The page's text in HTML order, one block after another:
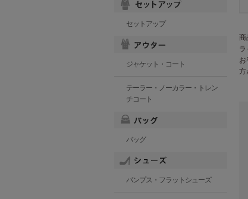
商
お
方
セットアップ
ジャケット・コート
テーラー・ノーカラー・トレン
チコート
バッグ
パンプス・フラットシューズ